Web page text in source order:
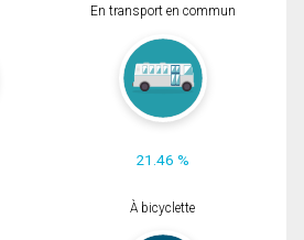
En transport en commun
21.46 %
À bicyclette